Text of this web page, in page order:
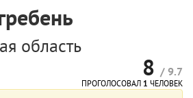
область
8 / 9.7
ПРОГОЛОСОВАЛ 1 ЧЕЛОВЕК